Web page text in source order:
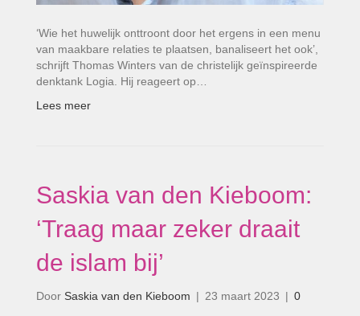
‘Wie het huwelijk onttroont door het ergens in een menu
van maakbare relaties te plaatsen, banaliseert het ook’,
schrijft Thomas Winters van de christelijk geïnspireerde
denktank Logia. Hij reageert op…
Lees meer
Saskia van den Kieboom:
‘Traag maar zeker draait
de islam bij’
Door Saskia van den Kieboom | 23 maart 2023 | 0